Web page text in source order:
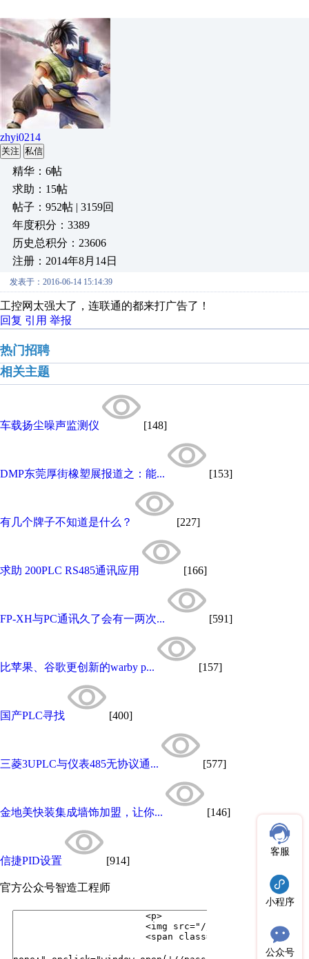
zhyi0214
关注 私信
精华：6帖
求助：15帖
帖子：952帖 | 3159回
年度积分：3389
历史总积分：23606
注册：2014年8月14日
发表于：2016-06-14 15:14:39
工控网太强大了，连联通的都来打广告了！
回复 引用 举报
热门招聘
相关主题
车载扬尘噪声监测仪 [148]
DMP东莞厚街橡塑展报道之：能... [153]
有几个牌子不知道是什么？ [227]
求助 200PLC RS485通讯应用 [166]
FP-XH与PC通讯久了会有一两次... [591]
比苹果、谷歌更创新的warby p... [157]
国产PLC寻找 [400]
三菱3UPLC与仪表485无协议通... [577]
金地美快装集成墙饰加盟，让你... [146]
信捷PID设置 [914]
官方公众号智造工程师
客服
小程序
公众号